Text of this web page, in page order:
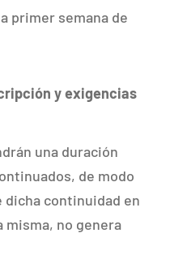
primer semana de
y exigencias
una duración
de modo
continuidad en
misma, no genera